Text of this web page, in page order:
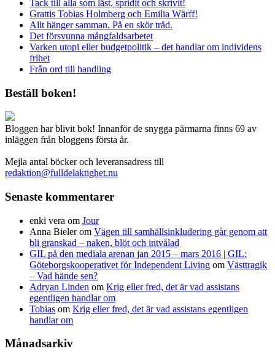
Tack till alla som läst, spridit och skrivit!
Grattis Tobias Holmberg och Emilia Wärff!
Allt hänger samman. På en skör tråd.
Det försvunna mångfaldsarbetet
Varken utopi eller budgetpolitik – det handlar om individens
frihet
Från ord till handling
Beställ boken!
Bloggen har blivit bok! Innanför de snygga pärmarna finns 69 av
inläggen från bloggens första år.
Mejla antal böcker och leveransadress till
redaktion@fulldelaktighet.nu
Senaste kommentarer
enki vera om Jour
Anna Bielerom Vägen till samhällsinkludering går genom att
bli granskad – naken, blöt och intvålad
GIL på den mediala arenan jan 2015 – mars 2016 | GIL:
Göteborgskooperativet för Independent Living om Västtragik
– Vad hände sen?
Adryan Linden om Krig eller fred, det är vad assistans
egentligen handlar om
Tobias om Krig eller fred, det är vad assistans egentligen
handlar om
Månadsarkiv